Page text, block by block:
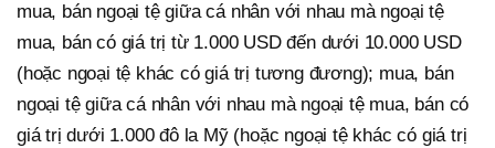
mua, bán ngoại tệ giữa cá nhân với nhau mà ngoại tệ
mua, bán có giá trị từ 1.000 USD đến dưới 10.000 USD
(hoặc ngoại tệ khác có giá trị tương đương); mua, bán
ngoại tệ giữa cá nhân với nhau mà ngoại tệ mua, bán có
giá trị dưới 1.000 đô la Mỹ (hoặc ngoại tệ khác có giá trị